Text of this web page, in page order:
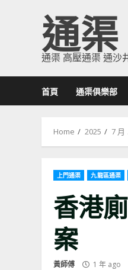
通渠
通渠 高壓通渠 通沙
首頁 通渠俱樂部
Home 2025 7 月
上門通渠 九龍區通渠
香港
案
黃師傅 1 年 ago